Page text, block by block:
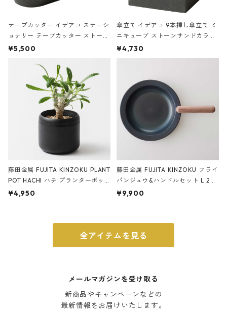
テープカッター イデアコ ステーシ
ョナリー テープカッター ストーン
サンドカラー 石調 ideaco Station
¥5,500
傘立て イデアコ 9本挿し傘立て ミ
ニキューブ ストーンサンドカラー
石調 ideaco Umbrella Stand CUB
E ストーンサンドブラック
¥4,730
藤田金属 FUJITA KINZOKU PLANT
POT HACHI ハチ プランターポッ
ト 3号 ブラック
¥4,950
藤田金属 FUJITA KINZOKU フライ
パンジュウ&ハンドルセット L 24c
m ガス火・IH対応 鉄フライパン
¥9,900
全アイテムを見る
メールマガジンを受け取る
新商品やキャンペーンなどの
最新情報をお届けいたします。